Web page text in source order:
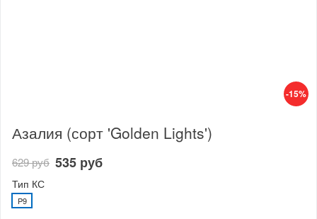
-15%
Азалия (сорт 'Golden Lights')
629 руб 535 руб
Тип КС
P9